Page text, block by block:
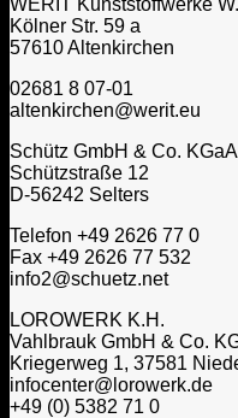
Kölner Str. 59 a
57610 Altenkirchen
02681 8 07-01
altenkirchen@werit.eu
Schütz GmbH & Co. KGaA
Schützstraße 12
D-56242 Selters
Telefon +49 2626 77 0
Fax +49 2626 77 532
info2@schuetz.net
LOROWERK K.H.
Vahlbrauk GmbH & Co.
Kriegerweg 1, 37581
infocenter@lorowerk.de
+49 (0) 5382 71 0